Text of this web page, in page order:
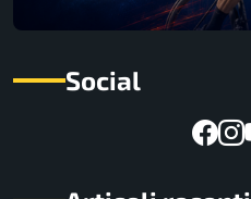
Social